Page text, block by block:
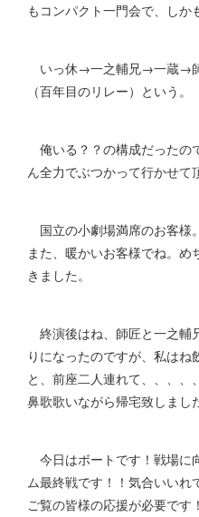
もコンパクト一門会で、しか
いっ休→一之輔兄→一蔵→
（百年目のリレー）という。
俺いる？？の構成だったの
ん全力でぶつかって行かせて
国立の小劇場満席のお客様
また、暖かいお客様でね。
きました。
終演後はね、師匠と一之輔
りになったのですが、私は
と、前座二人連れて、、、、
鼻歌歌いながら帰宅致しまし
今日はボートです！戦場に
ム最終戦です！！気合いいれ
ご覧の皆様の応援が必要です